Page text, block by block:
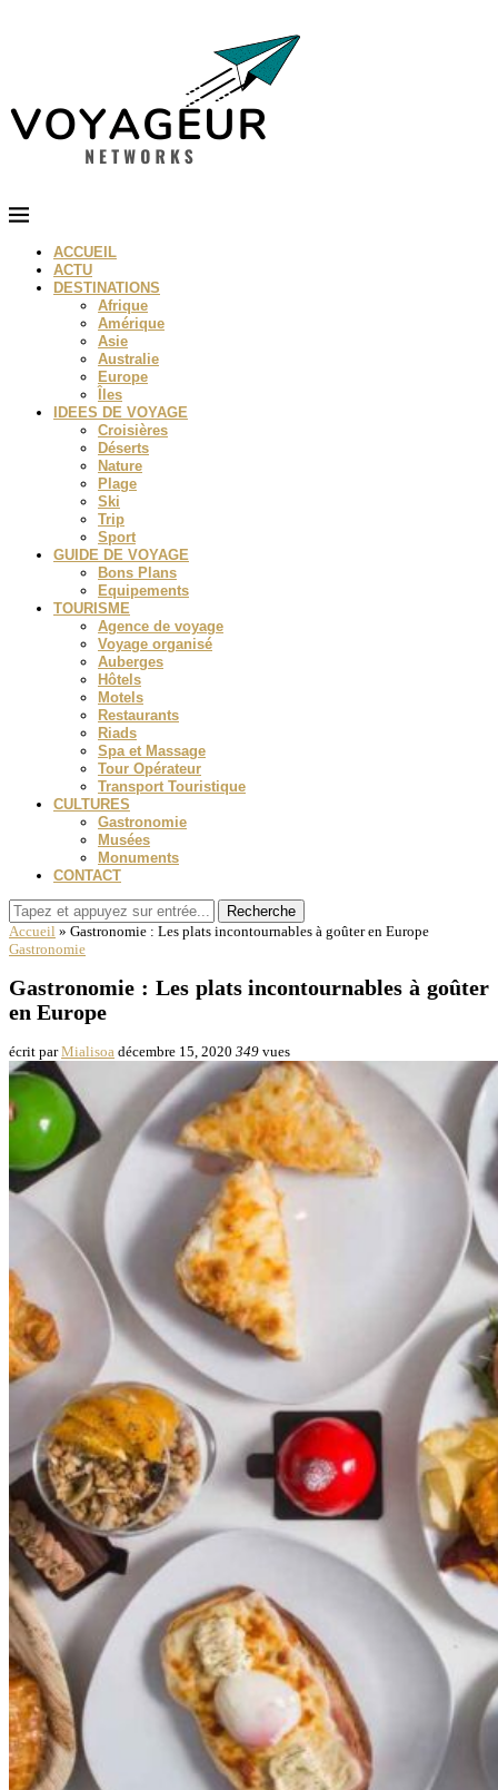
ACCUEIL
ACTU
DESTINATIONS
Afrique
Amérique
Asie
Australie
Europe
Îles
IDEES DE VOYAGE
Croisières
Déserts
Nature
Plage
Ski
Trip
Sport
GUIDE DE VOYAGE
Bons Plans
Equipements
TOURISME
Agence de voyage
Voyage organisé
Auberges
Hôtels
Motels
Restaurants
Riads
Spa et Massage
Tour Opérateur
Transport Touristique
CULTURES
Gastronomie
Musées
Monuments
CONTACT
Recherche
Accueil » Gastronomie : Les plats incontournables à goûter en Europe
Gastronomie
Gastronomie : Les plats incontournables à goûter
en Europe
écrit parMialisoa décembre 15, 2020 349 vues